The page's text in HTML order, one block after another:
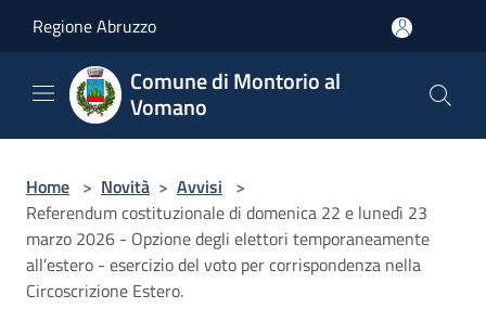
Regione Abruzzo
Comune di Montorio al
Vomano
Home > Novità > Avvisi >
Referendum costituzionale di domenica 22 e lunedì 23
marzo 2026 - Opzione degli elettori temporaneamente
all’estero - esercizio del voto per corrispondenza nella
Circoscrizione Estero.